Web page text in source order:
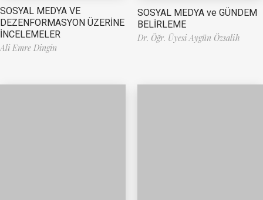
SOSYAL MEDYA VE
DEZENFORMASYON ÜZERİNE
İNCELEMELER
Ali Emre Dingin
SOSYAL MEDYA ve GÜNDEM
BELİRLEME
Dr. Öğr. Üyesi Aygün Özsalih